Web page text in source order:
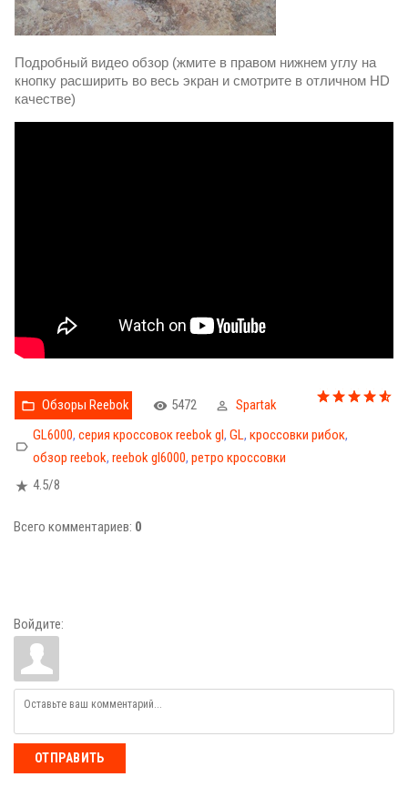
Подробный видео обзор (жмите в правом нижнем углу на
кнопку расширить во весь экран и смотрите в отличном HD
качестве)
Обзоры Reebok 5472
Spartak
GL6000, серия кроссовок reebok gl, GL, кроссовки рибок,
обзор reebok, reebok gl6000, ретро кроссовки
4.5/8
Всего комментариев: 0
Войдите:
ОТПРАВИТЬ